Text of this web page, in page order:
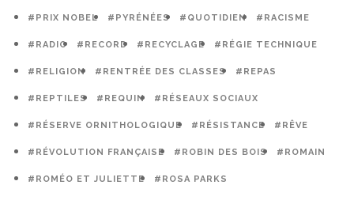
#PRIX NOBEL #PYRÉNÉES #QUOTIDIEN #RACISME
#RADIO #RECORD #RECYCLAGE #RÉGIE TECHNIQUE
#RELIGION #RENTRÉE DES CLASSES #REPAS
#REPTILES #REQUIN #RÉSEAUX SOCIAUX
#RÉSERVE ORNITHOLOGIQUE #RÉSISTANCE #RÊVE
#RÉVOLUTION FRANÇAISE #ROBIN DES BOIS #ROMAIN
#ROMÉO ET JULIETTE #ROSA PARKS